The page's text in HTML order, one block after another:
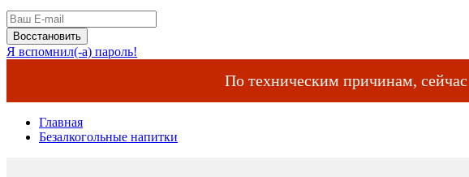
Восстановить
Я вспомнил(-а) пароль!
По техническим причинам,
Главная
Безалкогольные напитки